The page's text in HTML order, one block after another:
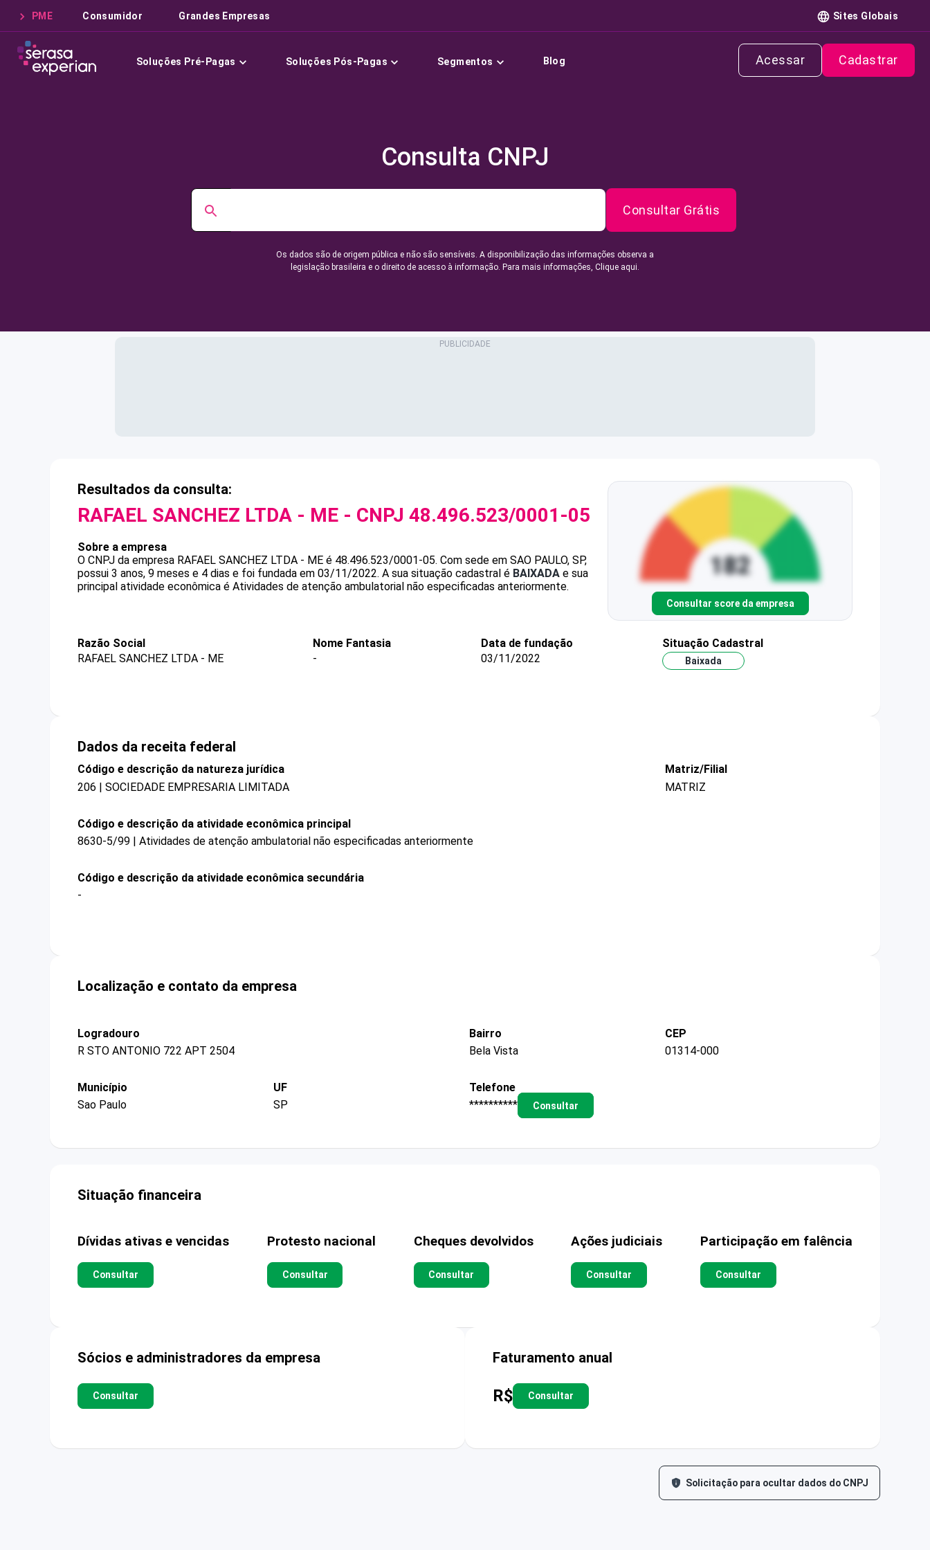
PME Consumidor Grandes Empresas Sites Globais
Soluções Pré-Pagas Soluções Pós-Pagas Segmentos Blog Acessar Cadastrar
Consulta CNPJ
Consultar Grátis
Os dados são de origem pública e não são sensíveis. A disponibilização das informações observa a
legislação brasileira e o direito de acesso à informação. Para mais informações, Clique aqui.
Resultados da consulta:
RAFAEL SANCHEZ LTDA - ME - CNPJ 48.496.523/0001-05
Sobre a empresa
O CNPJ da empresa RAFAEL SANCHEZ LTDA - ME é 48.496.523/0001-05. Com sede em SAO PAULO, SP,
possui 3 anos, 9 meses e 4 dias e foi fundada em 03/11/2022. A sua situação cadastral é BAIXADA e sua
principal atividade econômica é Atividades de atenção ambulatorial não especificadas anteriormente.
Consultar score da empresa
Razão Social
RAFAEL SANCHEZ LTDA - ME
Nome Fantasia
-
Data de fundação
03/11/2022
Situação Cadastral
Baixada
Dados da receita federal
Código e descrição da natureza jurídica
206 | SOCIEDADE EMPRESARIA LIMITADA
Matriz/Filial
MATRIZ
Código e descrição da atividade econômica principal
8630-5/99 | Atividades de atenção ambulatorial não especificadas anteriormente
Código e descrição da atividade econômica secundária
-
Localização e contato da empresa
Logradouro
R STO ANTONIO 722 APT 2504
Bairro
Bela Vista
CEP
01314-000
Município
Sao Paulo
UF
SP
Telefone
**********
Consultar
Situação financeira
Dívidas ativas e vencidas
Consultar
Protesto nacional
Consultar
Cheques devolvidos
Consultar
Ações judiciais
Consultar
Participação em falência
Consultar
Sócios e administradores da empresa
Consultar
Faturamento anual
R$ Consultar
Solicitação para ocultar dados do CNPJ